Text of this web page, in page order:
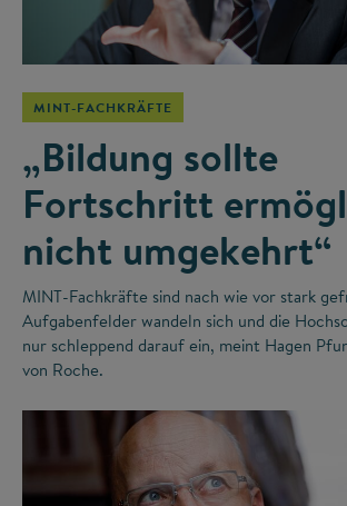
MINT-FACHKRÄFTE
„Bildung sollte
Fortschritt
nicht umgekehrt“
MINT-Fachkräfte sind nach wie vor stark
Aufgabenfelder wandeln sich und die
nur schleppend darauf ein, meint Hagen
von Roche.